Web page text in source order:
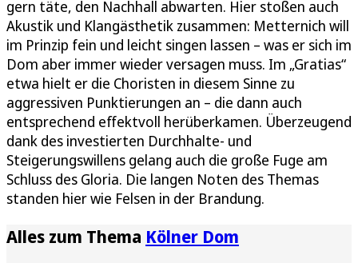
gern täte, den Nachhall abwarten. Hier stoßen auch
Akustik und Klangästhetik zusammen: Metternich will
im Prinzip fein und leicht singen lassen – was er sich im
Dom aber immer wieder versagen muss. Im „Gratias“
etwa hielt er die Choristen in diesem Sinne zu
aggressiven Punktierungen an – die dann auch
entsprechend effektvoll herüberkamen. Überzeugend
dank des investierten Durchhalte- und
Steigerungswillens gelang auch die große Fuge am
Schluss des Gloria. Die langen Noten des Themas
standen hier wie Felsen in der Brandung.
Alles zum Thema Kölner Dom